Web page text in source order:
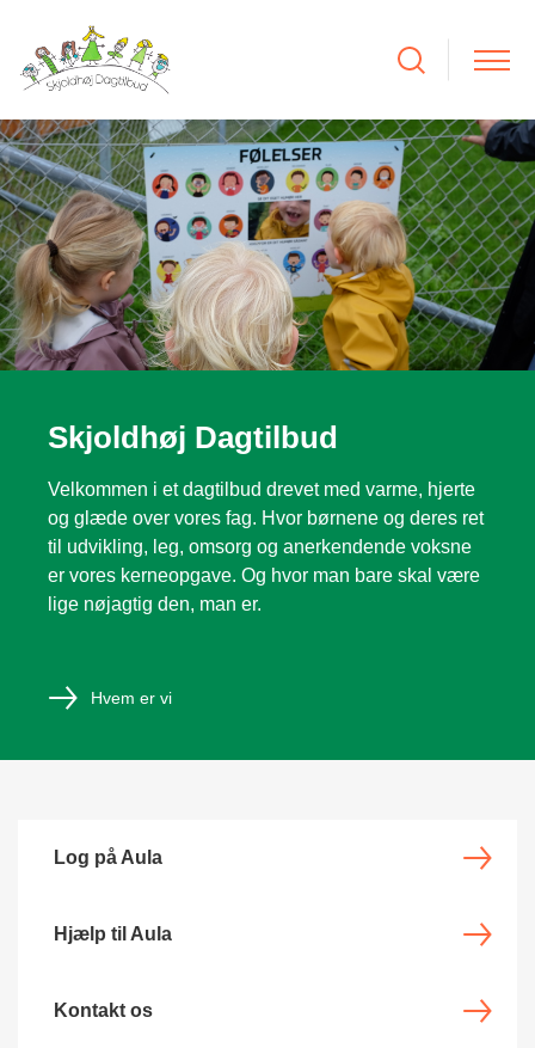
Skjoldhøj Dagtilbud
Velkommen i et dagtilbud drevet med varme, hjerte
og glæde over vores fag. Hvor børnene og deres ret
til udvikling, leg, omsorg og anerkendende voksne
er vores kerneopgave. Og hvor man bare skal være
lige nøjagtig den, man er.
Hvem er vi
Log på Aula
Hjælp til Aula
Kontakt os